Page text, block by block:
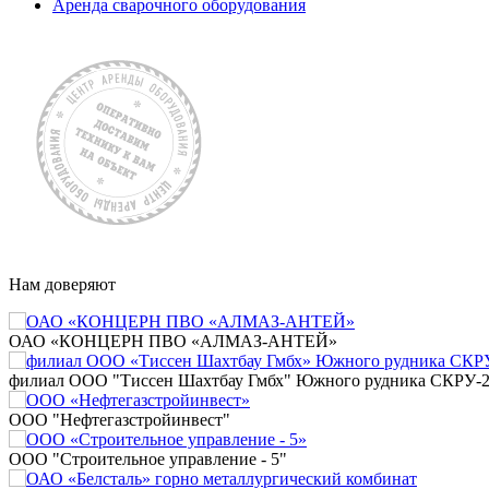
Аренда сварочного оборудования
Нам доверяют
ОАО «КОНЦЕРН ПВО «АЛМАЗ-АНТЕЙ»
филиал ООО "Тиссен Шахтбау Гмбх" Южного рудника СКРУ-2
ООО "Нефтегазстройинвест"
ООО "Строительное управление - 5"